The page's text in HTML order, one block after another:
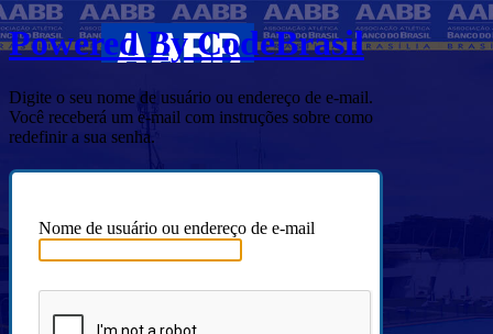
Powered By CodeBrasil
Digite o seu nome de usuário ou endereço de e-mail.
Você receberá um e-mail com instruções sobre como
redefinir a sua senha.
Nome de usuário ou endereço de e-mail